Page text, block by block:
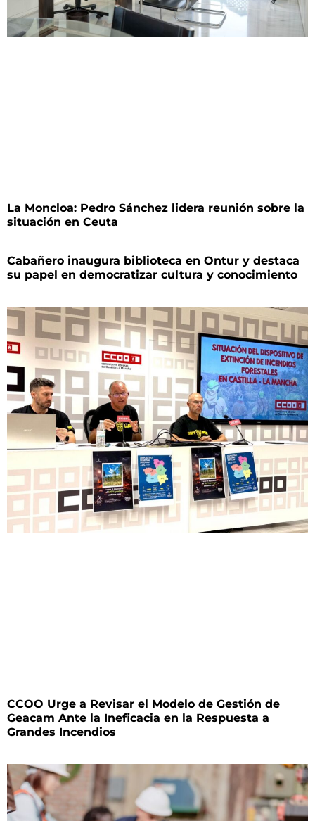
La Moncloa: Pedro Sánchez lidera reunión sobre la
situación en Ceuta
Cabañero inaugura biblioteca en Ontur y destaca
su papel en democratizar cultura y conocimiento
CCOO Urge a Revisar el Modelo de Gestión de
Geacam Ante la Ineficacia en la Respuesta a
Grandes Incendios